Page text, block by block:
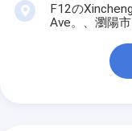
F12の
Ave。、瀏陽